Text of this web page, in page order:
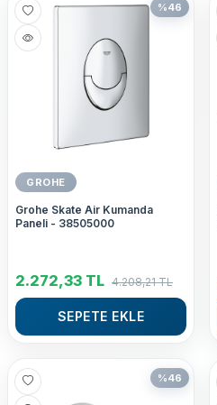
%46
GROHE
Grohe Skate Air Kumanda
Paneli - 38505000
2.272,33 TL 4.208,21TL
SEPETE EKLE
%46